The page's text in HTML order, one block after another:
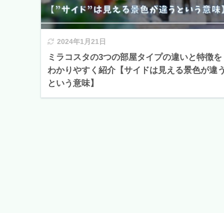
2024年1月21日
ミラコスタの3つの部屋タイプの違いと特徴を
わかりやすく紹介【サイドは見える景色が違
という意味】